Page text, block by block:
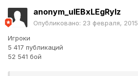
anonym_ulEBxLEgRylz
Опубликовано: 23 февраля, 2015
Игроки
5 417 публикаций
52 541 бой